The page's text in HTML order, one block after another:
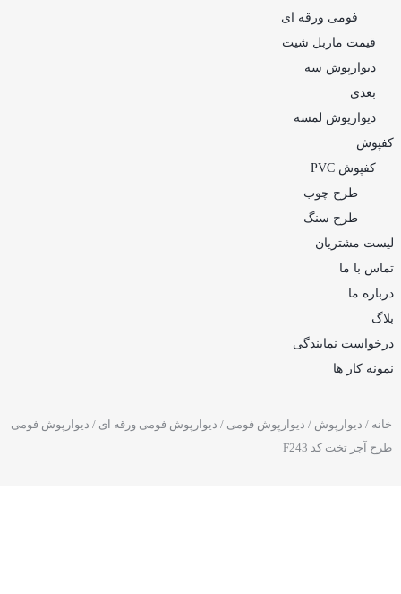
فومی ورقه ای
قیمت ماربل شیت
دیوارپوش سه
بعدی
دیوارپوش لمسه
کفپوش
کفپوش PVC
طرح چوب
طرح سنگ
لیست مشتریان
تماس با ما
درباره ما
بلاگ
درخواست نمایندگی
نمونه کار ها
خانه / دیوارپوش / دیوارپوش فومی / دیوارپوش فومی ورقه ای / دیوارپوش فومی
طرح آجر تخت کد F243